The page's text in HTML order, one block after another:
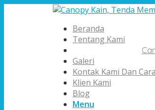
Beranda
Tentang Kami
Galeri
Kontak Kami Dan
Klien Kami
Blog
Menu